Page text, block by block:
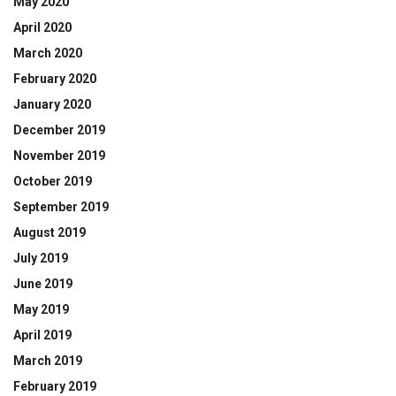
April 2020
March 2020
February 2020
January 2020
December 2019
November 2019
October 2019
September 2019
August 2019
July 2019
June 2019
May 2019
April 2019
March 2019
February 2019